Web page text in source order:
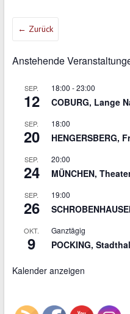
← Zurück
Anstehende
SEP.
12
18:00 -23:00
COBURG, Lange
SEP.
20
18:00
HENGERSBERG,
SEP.
24
20:00
MÜNCHEN,
SEP.
26
19:00
OKT.
9
Ganztägig
POCKING,
Kalender anzeigen